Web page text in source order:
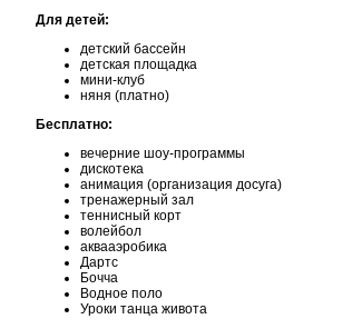
Для детей:
детский бассейн
детская площадка
мини-клуб
няня (платно)
Бесплатно:
вечерние шоу-программы
дискотека
анимация (организация досуга)
тренажерный зал
теннисный корт
волейбол
аквааэробика
Дартс
Бочча
Водное поло
Уроки танца живота